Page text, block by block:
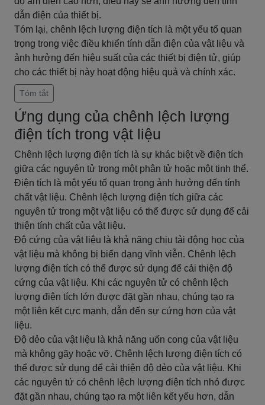
dẫn điện của thiết bị.
Tóm lại, chênh lệch lượng điện tích là một yếu tố quan
trọng trong việc điều khiển tính dẫn điện của vật liệu và
ảnh hưởng đến hiệu suất của các thiết bị điện tử, giúp
cho các thiết bị này hoạt động hiệu quả và chính xác.
Tóm tắt
Ứng dụng của chênh lệch lượng
điện tích trong vật liệu
Chênh lệch lượng điện tích là sự khác biệt về điện tích
giữa các nguyên tử trong một phân tử hoặc một tinh thể.
Điện tích là một yếu tố quan trọng ảnh hưởng đến tính
chất vật liệu. Chênh lệch lượng điện tích giữa các
nguyên tử trong một vật liệu có thể được sử dụng để cải
thiện tính chất của vật liệu.
Độ cứng của vật liệu là khả năng chịu tải động học của
vật liệu mà không bị biến dạng vĩnh viễn. Chênh lệch
lượng điện tích có thể được sử dụng để cải thiện độ
cứng của vật liệu. Khi các nguyên tử có chênh lệch
lượng điện tích lớn được đặt gần nhau, chúng tạo ra
một liên kết cực mạnh, dẫn đến sự cứng hơn của vật
liệu.
Độ dẻo của vật liệu là khả năng uốn cong của vật liệu
mà không gãy hoặc vỡ. Chênh lệch lượng điện tích có
thể được sử dụng để cải thiện độ dẻo của vật liệu. Khi
các nguyên tử có chênh lệch lượng điện tích nhỏ được
đặt gần nhau, chúng tạo ra một liên kết yếu hơn, dẫn